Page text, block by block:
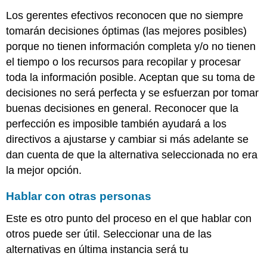
Los gerentes efectivos reconocen que no siempre
tomarán decisiones óptimas (las mejores posibles)
porque no tienen información completa y/o no tienen
el tiempo o los recursos para recopilar y procesar
toda la información posible. Aceptan que su toma de
decisiones no será perfecta y se esfuerzan por tomar
buenas decisiones en general. Reconocer que la
perfección es imposible también ayudará a los
directivos a ajustarse y cambiar si más adelante se
dan cuenta de que la alternativa seleccionada no era
la mejor opción.
Hablar con otras personas
Este es otro punto del proceso en el que hablar con
otros puede ser útil. Seleccionar una de las
alternativas en última instancia será tu